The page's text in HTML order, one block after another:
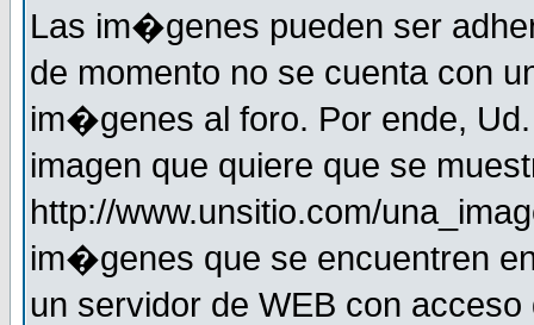
Las im�genes pueden ser
de momento no se cuenta con
im�genes al foro. Por ende,
imagen que quiere que se
http://www.unsitio.com/
im�genes que se encuentren
un servidor de WEB con